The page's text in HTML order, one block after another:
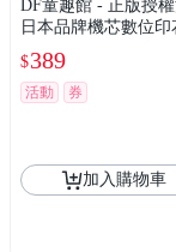
DF童趣館 - 正版授
日本品牌機芯數位
$389
活動 券
加入購物車